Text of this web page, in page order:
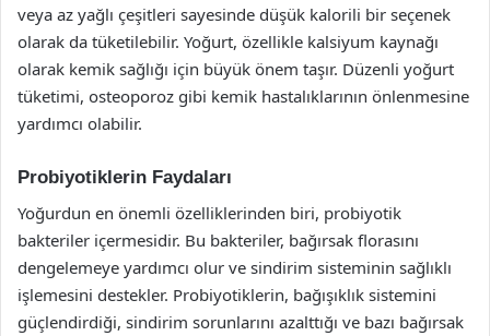
veya az yağlı çeşitleri sayesinde düşük kalorili bir seçenek
olarak da tüketilebilir. Yoğurt, özellikle kalsiyum kaynağı
olarak kemik sağlığı için büyük önem taşır. Düzenli yoğurt
tüketimi, osteoporoz gibi kemik hastalıklarının önlenmesine
yardımcı olabilir.
Probiyotiklerin Faydaları
Yoğurdun en önemli özelliklerinden biri, probiyotik
bakteriler içermesidir. Bu bakteriler, bağırsak florasını
dengelemeye yardımcı olur ve sindirim sisteminin sağlıklı
işlemesini destekler. Probiyotiklerin, bağışıklık sistemini
güçlendirdiği, sindirim sorunlarını azalttığı ve bazı bağırsak